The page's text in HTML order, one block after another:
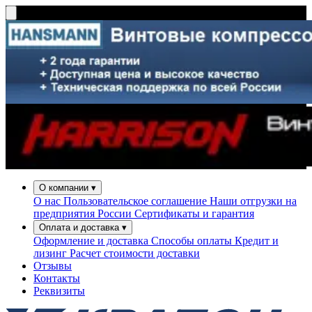
О компании ▾
О нас Пользовательское соглашение Наши отгрузки на
предприятия России Сертификаты и гарантия
Оплата и доставка ▾
Оформление и доставка Способы оплаты Кредит и
лизинг Расчет стоимости доставки
Отзывы
Контакты
Реквизиты